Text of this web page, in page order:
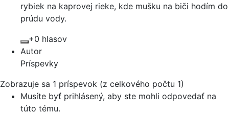
rybiek na kaprovej rieke, kde mušku na biči hodím do
prúdu vody.
+0 hlasov
Autor
Príspevky
Zobrazuje sa 1 príspevok (z celkového počtu 1)
Musíte byť prihlásený, aby ste mohli odpovedať na
túto tému.